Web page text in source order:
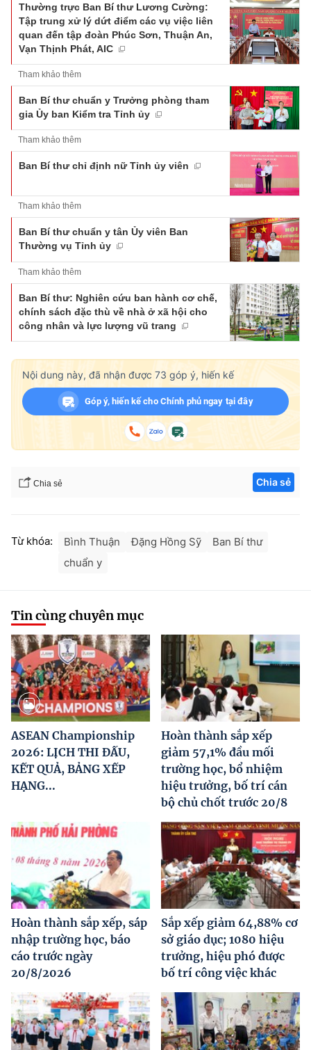
Thường trực Ban Bí thư Lương Cường:
Tập trung xử lý dứt điểm các vụ việc liên
quan đến tập đoàn Phúc Sơn, Thuận An,
Vạn Thịnh Phát, AIC
Tham khảo thêm
Ban Bí thư chuẩn y Trưởng phòng tham
gia Ủy ban Kiểm tra Tỉnh ủy
Tham khảo thêm
Ban Bí thư chỉ định nữ Tỉnh ủy viên
Tham khảo thêm
Ban Bí thư chuẩn y tân Ủy viên Ban
Thường vụ Tỉnh ủy
Tham khảo thêm
Ban Bí thư: Nghiên cứu ban hành cơ chế,
chính sách đặc thù về nhà ở xã hội cho
công nhân và lực lượng vũ trang
Nội dung này, đã nhận được 73 góp ý, hiến kế
Góp ý, hiến kế cho Chính phủ ngay tại đây
Chia sẻ Chia sẻ
Từ khóa: Bình Thuận Đặng Hồng Sỹ
Ban Bí thư
chuẩn y
Tin cùng chuyên mục
ASEAN Championship
2026: LỊCH THI ĐẤU,
KẾT QUẢ, BẢNG XẾP
HẠNG...
Hoàn thành sắp xếp
giảm 57,1% đầu mối
trường học, bổ nhiệm
hiệu trưởng, bố trí cán
bộ chủ chốt trước 20/8
Hoàn thành sắp xếp, sáp
nhập trường học, báo
cáo trước ngày
20/8/2026
Sắp xếp giảm 64,88% cơ
sở giáo dục; 1080 hiệu
trưởng, hiệu phó được
bố trí công việc khác